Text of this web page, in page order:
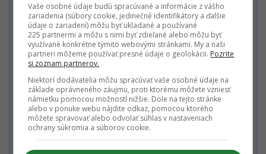
Nechcem odoberať PREMIUM newsletter a Startitup Group
newsletter s obsahom a ponukami Startitup a jeho obchodných
partnerov.
Zaplať jedným kliknutím
Alebo
Zaplatiť kartou
Vaše osobné údaje budú spracúvané a informácie z vášho
zariadenia (súbory cookie, jedinečné identifikátory a ďalšie
údaje o zariadení) môžu byť ukladané a používané
225 partnermi a môžu s nimi byť zdieľané alebo môžu byť
využívané konkrétne týmito webovými stránkami. My a naši
partneri môžeme používať presné údaje o geolokácii. Pozrite
si zoznam partnerov.
Niektorí dodávatelia môžu spracúvať vaše osobné údaje na
základe oprávneného záujmu, proti ktorému môžete vzniesť
námietku pomocou možností nižšie. Dole na tejto stránke
alebo v ponuke webu nájdite odkaz, pomocou ktorého
môžete spravovať alebo odvolať súhlas v nastaveniach
ochrany súkromia a súborov cookie.